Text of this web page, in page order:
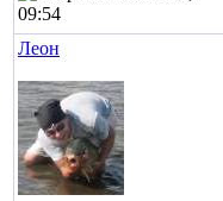
09:54
Леон